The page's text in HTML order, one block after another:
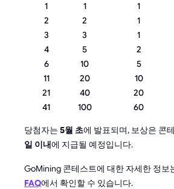
1
1 1
2
2 1
3
3 1
4
5 2
6
10 5
11
20 10
21
40 20
41
100 60
당첨자는 5월 초에 발표되며, 보상은 콘
일 이내에 지급될 예정입니다.
GoMining 콘테스트에 대한 자세한 정보
FAQ에서 확인할 수 있습니다.